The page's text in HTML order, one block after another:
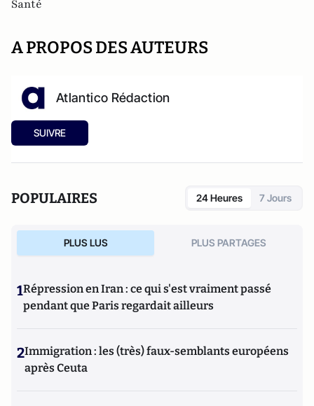
Santé
A PROPOS DES AUTEURS
Atlantico Rédaction
SUIVRE
POPULAIRES 24 Heures 7 Jours
PLUS LUS PLUS PARTAGES
1Répression en Iran : ce qui s'est vraiment passé
pendant que Paris regardait ailleurs
2Immigration : les (très) faux-semblants européens
après Ceuta